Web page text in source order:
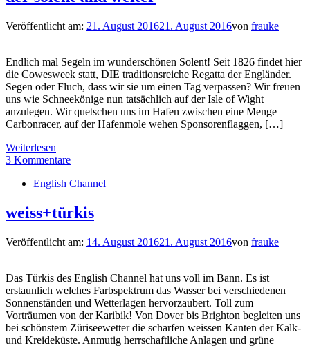
Veröffentlicht am: 21. August 201621. August 2016von frauke
Endlich mal Segeln im wunderschönen Solent! Seit 1826 findet hier
die Cowesweek statt, DIE traditionsreiche Regatta der Engländer.
Segen oder Fluch, dass wir sie um einen Tag verpassen? Wir freuen
uns wie Schneekönige nun tatsächlich auf der Isle of Wight
anzulegen. Wir quetschen uns im Hafen zwischen eine Menge
Carbonracer, auf der Hafenmole wehen Sponsorenflaggen, […]
Weiterlesen
3 Kommentare
English Channel
weiss+türkis
Veröffentlicht am: 14. August 201621. August 2016von frauke
Das Türkis des English Channel hat uns voll im Bann. Es ist
erstaunlich welches Farbspektrum das Wasser bei verschiedenen
Sonnenständen und Wetterlagen hervorzaubert. Toll zum
Vorträumen von der Karibik! Von Dover bis Brighton begleiten uns
bei schönstem Züriseewetter die scharfen weissen Kanten der Kalk-
und Kreideküste. Anmutig herrschaftliche Anlagen und grüne